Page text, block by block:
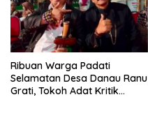
Ribuan Warga Padati
Selamatan Desa Danau Ranu
Grati, Tokoh Adat Kritik